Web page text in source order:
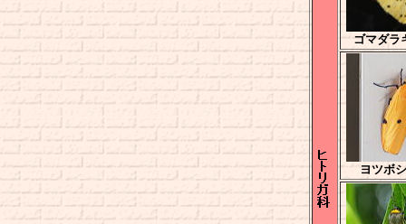
ゴマダラ
ヨツボ